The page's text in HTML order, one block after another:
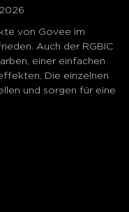
von Govee im
Auch der RGBIC
einer einfachen
Die einzelnen
und sorgen für eine